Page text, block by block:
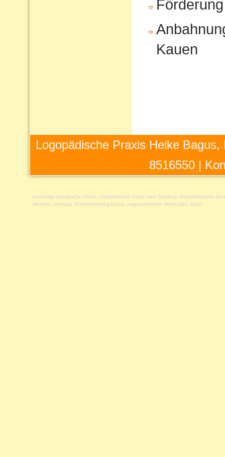
Kauen
Logopädische Praxis Heike
8516550 |
nuschelige Aussprache Herten Logopaedische Praxis nahe Duisburg
Dysarthrophonie
Aktuelles Duisburg
Schluckstoerung Essen eingeschraenkter Wortschatz Essen